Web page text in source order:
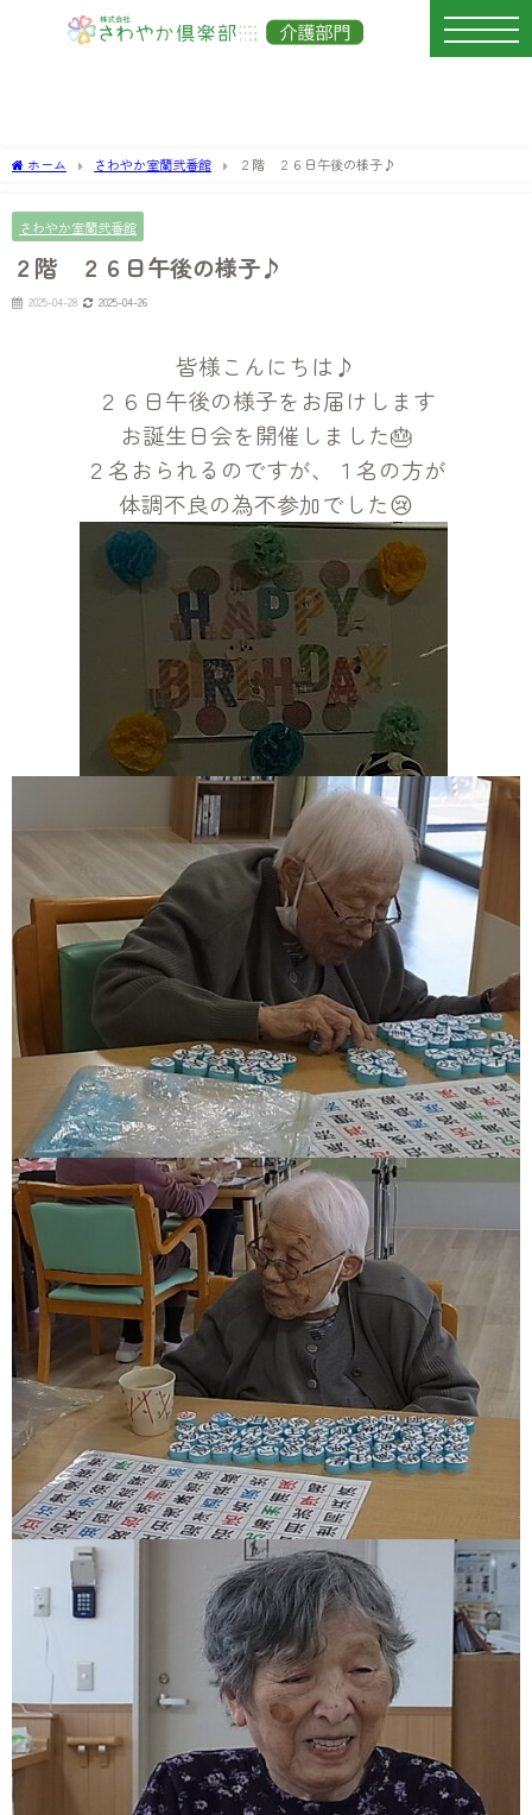
ホーム さわやか室蘭弐番館 ２階 ２６日午後の様子♪
さわやか室蘭弐番館
２階 ２６日午後の様子♪
2025-04-28 2025-04-26
皆様こんにちは♪
２６日午後の様子をお届けします
お誕生日会を開催しました🎂
２名おられるのですが、１名の方が
体調不良の為不参加でした😢